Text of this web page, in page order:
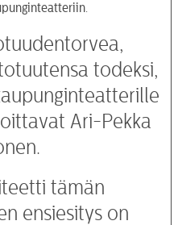
todeksi,
Ari-Pekka
tämän
ensiesitys on